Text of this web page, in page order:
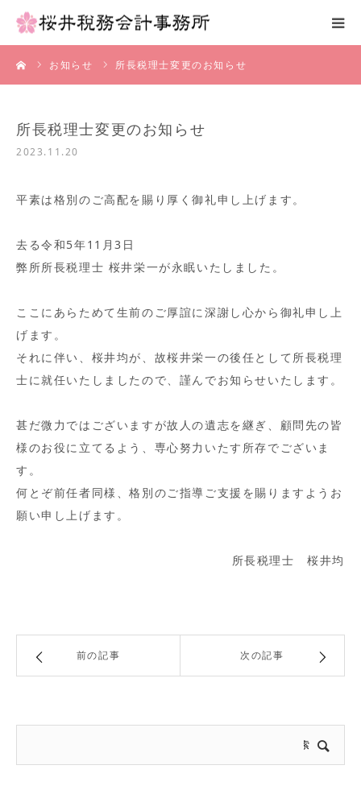
お知らせ 所長税理士変更のお知らせ
所長税理士変更のお知らせ
2023.11.20
平素は格別のご高配を賜り厚く御礼申し上げます。
去る令和5年11月3日
弊所所長税理士 桜井栄一が永眠いたしました。
ここにあらためて生前のご厚誼に深謝し心から御礼申し上
げます。
それに伴い、桜井均が、故桜井栄一の後任として所長税理
士に就任いたしましたので、謹んでお知らせいたします。
甚だ微力ではございますが故人の遺志を継ぎ、顧問先の皆
様のお役に立てるよう、専心努力いたす所存でございま
す。
何とぞ前任者同様、格別のご指導ご支援を賜りますようお
願い申し上げます。
所長税理士 桜井均
前の記事 次の記事
お知らせ
医療関係者の皆様へ
よくある質問
採用情報
ブログ